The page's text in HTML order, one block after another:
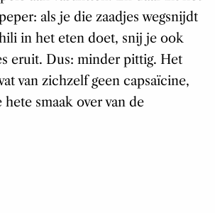
als je die zaadjes wegsnijdt
in het eten doet, snij je ook
eruit. Dus: minder pittig. Het
van zichzelf geen capsaïcine,
smaak over van de